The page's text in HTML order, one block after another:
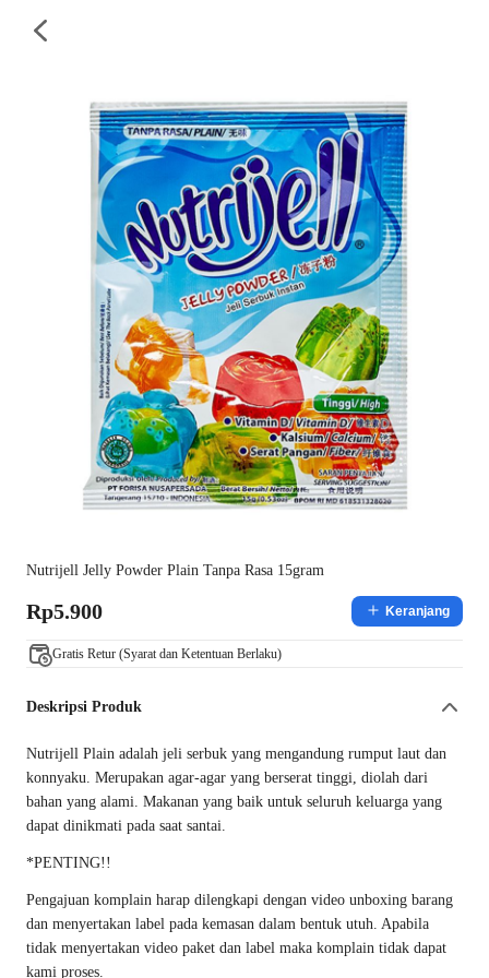
Nutrijell Jelly Powder Plain Tanpa Rasa 15gram
Rp5.900 Keranjang
Gratis Retur (Syarat dan Ketentuan Berlaku)
Deskripsi Produk
Nutrijell Plain adalah jeli serbuk yang mengandung rumput laut dan
konnyaku. Merupakan agar-agar yang berserat tinggi, diolah dari
bahan yang alami. Makanan yang baik untuk seluruh keluarga yang
dapat dinikmati pada saat santai.
*PENTING!!
Pengajuan komplain harap dilengkapi dengan video unboxing barang
dan menyertakan label pada kemasan dalam bentuk utuh. Apabila
tidak menyertakan video paket dan label maka komplain tidak dapat
kami proses.